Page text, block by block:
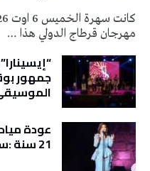
مهرجان قرطاج الدولي هذا …
جمهور
عودة
21 سنة :سهرة الحنين للزمن الجميل